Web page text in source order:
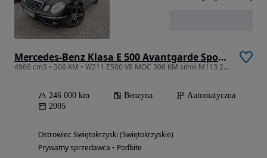
Mercedes-Benz Klasa E 500 Avantgarde Sport Edition
4966 cm3 • 306 KM • W211 E500 V8 MOC 306 KM silnik M113 2005 rok
246 000 km Benzyna
Automatyczna
2005
Ostrowiec Świętokrzyski (Świętokrzyskie)
Prywatny sprzedawca • Podbite